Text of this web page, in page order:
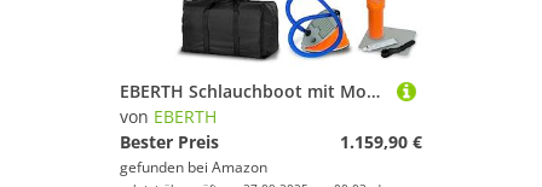
EBERTH Schlauchboot mit Motor, 3-8 Personen, 50-86 LBS Schubkraft, Führerscheinfrei, Angelboot mit Elektro Außenborder, Sitzbänke, Festrumpf, Außenbordmotor, 2xPaddel, Pumpe, Reparaturkit, Tasche
von EBERTH
Bester Preis
1.159,90 €
gefunden bei Amazon